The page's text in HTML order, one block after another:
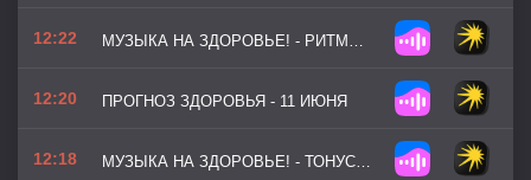
12:22 МУЗЫКА НА ЗДОРОВЬЕ! - РИТМЫ ПРИРОДЫ
12:20 ПРОГНОЗ ЗДОРОВЬЯ - 11 ИЮНЯ
12:18 МУЗЫКА НА ЗДОРОВЬЕ! - ТОНУС ДНЯ